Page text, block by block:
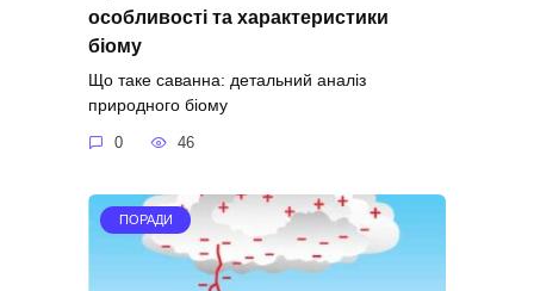
особливості та характеристики
біому
Що таке саванна: детальний аналіз
природного біому
0 46
ПОРАДИ